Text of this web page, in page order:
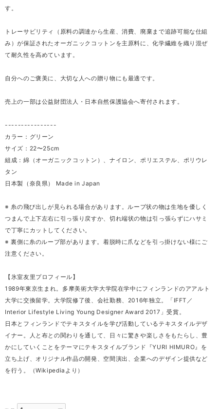
す。
トレーサビリティ（原料の調達から生産、消費、廃棄まで追跡可能な仕組
み）が保証されたオーガニックコットンを主原料に、化学繊維を織り混ぜ
て耐久性を高めています。
自分へのご褒美に、大切な人への贈り物にも最適です。
売上の一部は公益財団法人・日本自然保護協会へ寄付されます。
----------------
カラー：グリーン
サイズ：22〜25cm
組成：綿（オーガニックコットン）、ナイロン、ポリエステル、ポリウレ
タン
日本製（奈良県） Made in Japan
※ 糸の飛び出しが見られる場合があります。ループ状の物は生地を優しく
つまんで上下左右に引っ張り戻すか、切れ端状の物は引っ張らずにハサミ
で丁寧にカットしてください。
※ 裏側に糸のループ部があります。着脱時に爪などを引っ掛けない様にご
注意ください。
【氷室友里プロフィール】
1989年東京生まれ。多摩美術大学大学院在学中にフィンランドのアアルト
大学に交換留学。大学院修了後、会社勤務、2016年独立。「IFFT／
Interior Lifestyle Living Young Designer Award 2017」受賞。
日本とフィンランドでテキスタイルを学び活動しているテキスタイルデザ
イナー。人と布との関わりを通して、日々に驚きや楽しさをもたらし、豊
かにしていくことをテーマにテキスタイルブランド『YURI HIMURO』を
立ち上げ、オリジナル作品の開発、空間演出、企業へのデザイン提供など
を行う。（Wikipediaより）